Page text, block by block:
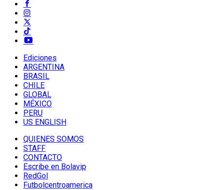
Ediciones
ARGENTINA
BRASIL
CHILE
GLOBAL
MÉXICO
PERU
US ENGLISH
QUIENES SOMOS
STAFF
CONTACTO
Escribe en Bolavip
RedGol
Futbolcentroamerica